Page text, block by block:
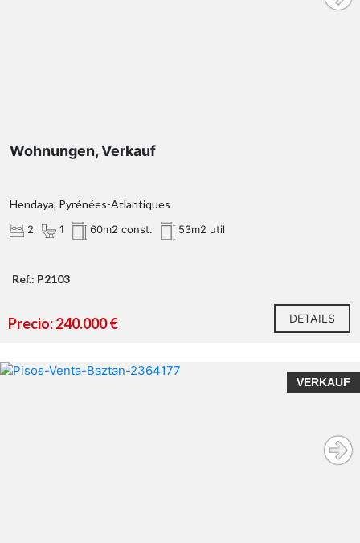
Wohnungen, Verkauf
Hendaya, Pyrénées-Atlantiques
2 1 60m2 const. 53m2 util
Ref.: P2103
Precio: 240.000 € DETAILS
VERKAUF